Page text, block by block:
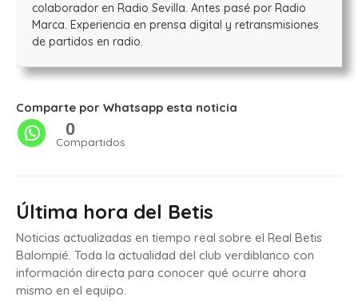
colaborador en Radio Sevilla. Antes pasé por Radio
Marca. Experiencia en prensa digital y retransmisiones
de partidos en radio.
Comparte por Whatsapp esta noticia
0
Compartidos
Última hora del Betis
Noticias actualizadas en tiempo real sobre el Real Betis
Balompié. Toda la actualidad del club verdiblanco con
información directa para conocer qué ocurre ahora
mismo en el equipo.